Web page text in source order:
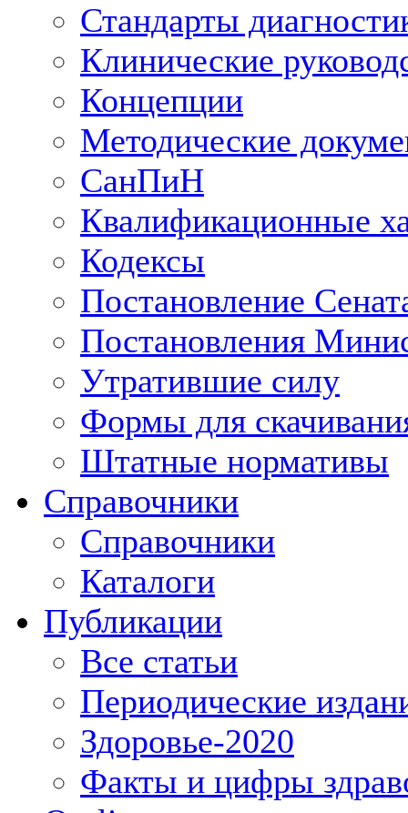
Стандарты
Клинические
Концепции
Методические
СанПиН
Квалификационные
Кодексы
Постановление
Постановления
Утратившие силу
Формы для
Штатные нормативы
Справочники
Справочники
Каталоги
Публикации
Все статьи
Периодические
Здоровье-2020
Факты и цифры